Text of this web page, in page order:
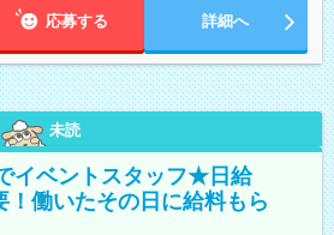
応募する 詳細へ
未読
イベントスタッフ★日給
働いたその日に給料もら